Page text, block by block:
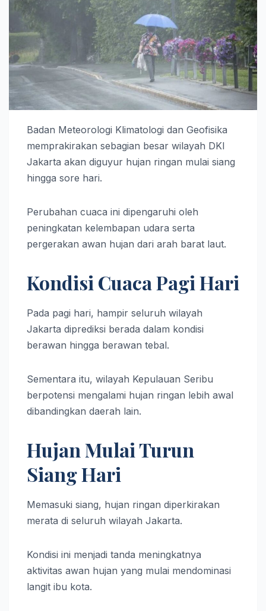
Badan Meteorologi Klimatologi dan Geofisika
memprakirakan sebagian besar wilayah DKI
Jakarta akan diguyur hujan ringan mulai siang
hingga sore hari.
Perubahan cuaca ini dipengaruhi oleh
peningkatan kelembapan udara serta
pergerakan awan hujan dari arah barat laut.
Kondisi Cuaca Pagi Hari
Pada pagi hari, hampir seluruh wilayah
Jakarta diprediksi berada dalam kondisi
berawan hingga berawan tebal.
Sementara itu, wilayah Kepulauan Seribu
berpotensi mengalami hujan ringan lebih awal
dibandingkan daerah lain.
Hujan Mulai Turun
Siang Hari
Memasuki siang, hujan ringan diperkirakan
merata di seluruh wilayah Jakarta.
Kondisi ini menjadi tanda meningkatnya
aktivitas awan hujan yang mulai mendominasi
langit ibu kota.